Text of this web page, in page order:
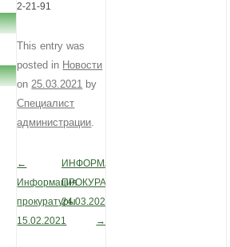
2-21-91
This entry was
posted in Новости
on 25.03.2021 by
Специалист
администрации
Post navigation
←
Информация
прокуратуры
15.02.2021
ИНФОРМАЦИЯ
ПРОКУРАТУРА
24.03.2021
→